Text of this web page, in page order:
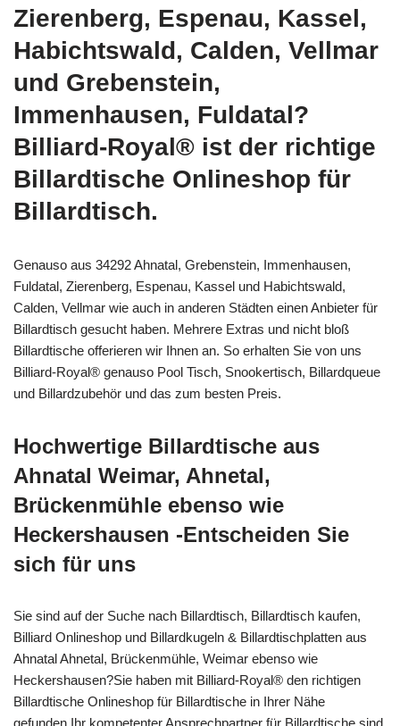
Zierenberg, Espenau, Kassel,
Habichtswald, Calden, Vellmar
und Grebenstein,
Immenhausen, Fuldatal?
Billiard-Royal® ist der richtige
Billardtische Onlineshop für
Billardtisch.
Genauso aus 34292 Ahnatal, Grebenstein, Immenhausen,
Fuldatal, Zierenberg, Espenau, Kassel und Habichtswald,
Calden, Vellmar wie auch in anderen Städten einen Anbieter für
Billardtisch gesucht haben. Mehrere Extras und nicht bloß
Billardtische offerieren wir Ihnen an. So erhalten Sie von uns
Billiard-Royal® genauso Pool Tisch, Snookertisch, Billardqueue
und Billardzubehör und das zum besten Preis.
Hochwertige Billardtische aus
Ahnatal Weimar, Ahnetal,
Brückenmühle ebenso wie
Heckershausen -Entscheiden Sie
sich für uns
Sie sind auf der Suche nach Billardtisch, Billardtisch kaufen,
Billiard Onlineshop und Billardkugeln & Billardtischplatten aus
Ahnatal Ahnetal, Brückenmühle, Weimar ebenso wie
Heckershausen?Sie haben mit Billiard-Royal® den richtigen
Billardtische Onlineshop für Billardtische in Ihrer Nähe